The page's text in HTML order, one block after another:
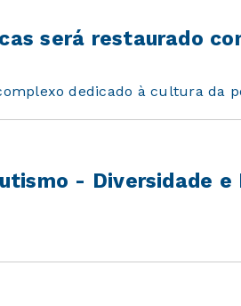
será restaurado
dedicado à cultura da
- Diversidade e